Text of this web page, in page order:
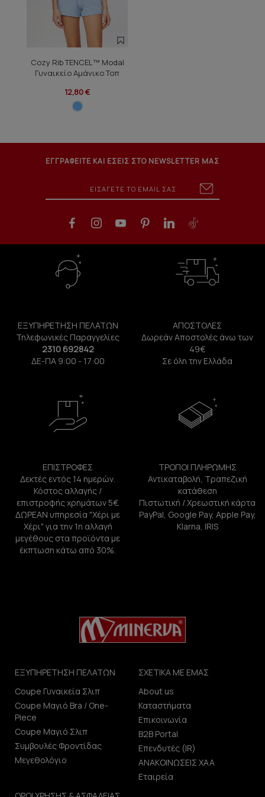
Cozy Rib TENCEL™ Modal
Γυναικείο Αμάνικο Τοπ
12,80 €
ΕΓΓΡΑΦΕΙΤΕ ΚΑΙ ΕΣΕΙΣ ΣΤΟ NEWSLETTER ΜΑΣ
ΕΞΥΠΗΡΕΤΗΣΗ ΠΕΛΑΤΩΝ
Τηλεφωνικές Παραγγελίες
2310 692842
ΔΕ-ΠΑ 9:00 - 17:00
ΑΠΟΣΤΟΛΕΣ
Δωρεάν Αποστολές άνω των
49€
Σε όλη την Ελλάδα
ΕΠΙΣΤΡΟΦΕΣ
Δεκτές εντός 14 ημερών.
Κόστος αλλαγής /
επιστροφής χρημάτων 5€.
ΔΩΡΕΑΝ υπηρεσία "Χέρι με
Χέρι" για την 1η αλλαγή
μεγέθους στα προϊόντα με
έκπτωση κάτω από 30%.
ΤΡΟΠΟΙ ΠΛΗΡΩΜΗΣ
Αντικαταβολή, Τραπεζική
κατάθεση
Πιστωτική / Χρεωστική κάρτα
PayPal, Google Pay, Apple Pay,
Klarna, IRIS
ΕΞΥΠΗΡΕΤΗΣΗ ΠΕΛΑΤΩΝ
Coupe Γυναικεία Σλιπ
Coupe Μαγιό Bra / One-
Piece
Coupe Μαγιό Σλιπ
Συμβουλές Φροντίδας
Μεγεθολόγιο
ΣΧΕΤΙΚΑ ΜΕ ΕΜΑΣ
About us
Καταστήματα
Επικοινωνία
B2B Portal
Επενδυτές (IR)
ΑΝΑΚΟΙΝΩΣΕΙΣ ΧΑΑ
Εταιρεία